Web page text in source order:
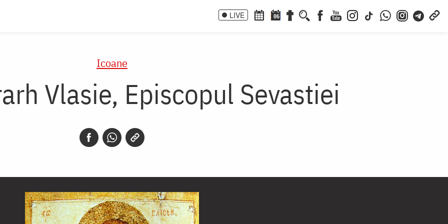
LIVE 06
Icoane
Vlasie, Episcopul Sevastiei